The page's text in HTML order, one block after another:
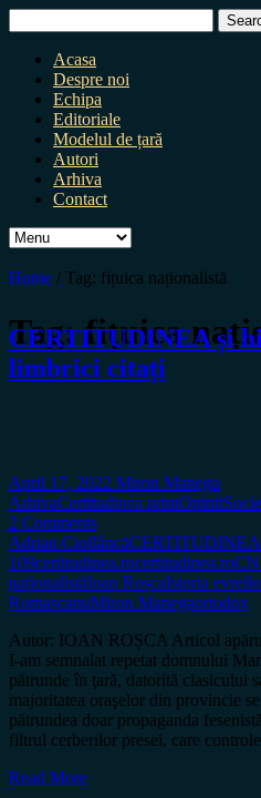
for:
Acasa
Despre noi
Echipa
Editoriale
Modelul de țară
Autori
Arhiva
Contact
Home / Tag: fițuica naționalistă
Tag:fițuica
CERTITUDINEA și
limbrici citați
April 17, 2022 Miron Manega
ArhivaCertitudinea printOpinii
2 Comments
Adrian CioflâncăCERTITUDINEA
109certitudinea.rocertitudinea.ro
naționalistăIoan RoșcaIstoria
RomașcanuMiron Manegaortodox
Autor: IOAN ROȘCA Articol
I-am semnalat repetat domnului
pătrunde în ţară, datorită clasicului
majoritatea oraşelor din provincie
pătrundea doar propaganda
filtrul cerberilor presei, care
Read More